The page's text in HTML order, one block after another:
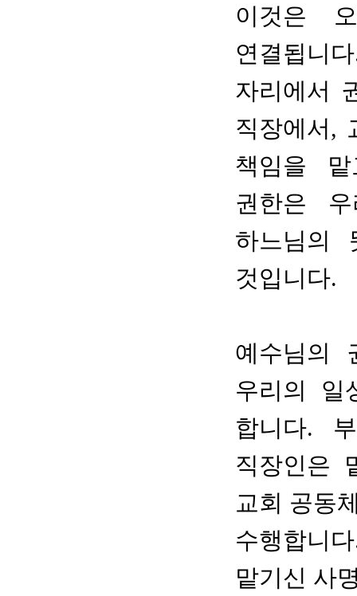
이것은
연결됩니
자리에서
직장에서,
책임을
권한은
하느님의
것입니다.
예수님의
우리의 일
합니다.
직장인은
교회 공동
수행합니
맡기신 사